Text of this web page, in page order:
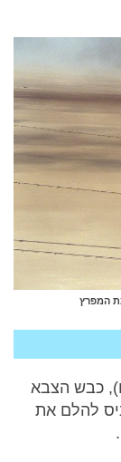
המפרץ
08/1990 למניינם), כבש הצבא
להלם את